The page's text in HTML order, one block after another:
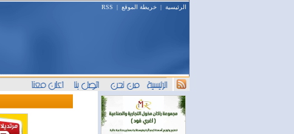
الرئيسية | خريطة الموقع |
RSS